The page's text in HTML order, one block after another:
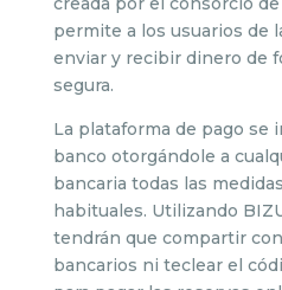
permite a los usuarios de
enviar y recibir dinero de
segura.
La plataforma de pago se
banco otorgándole a
bancaria todas las
habituales. Utilizando
tendrán que compartir
bancarios ni teclear el